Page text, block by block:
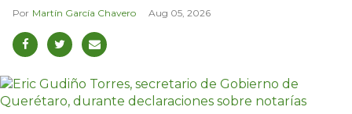
Martín García Chavero Aug 05, 2026